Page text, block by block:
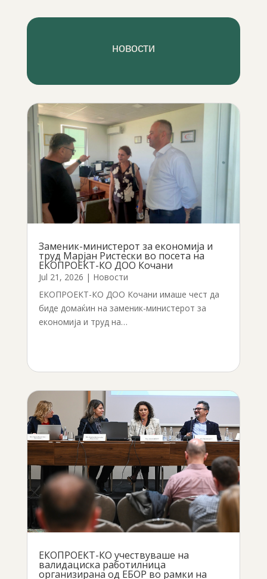
новости
Заменик-министерот за економија и
труд Марјан Ристески во посета на
ЕКОПРОЕКТ-КО ДОО Кочани
Jul 21, 2026 | Новости
ЕКОПРОЕКТ-КО ДОО Кочани имаше чест да
биде домаќин на заменик-министерот за
економија и труд на…
ЕКОПРОЕКТ-КО учествуваше на
валидациска работилница
организирана од ЕБОР во рамки на